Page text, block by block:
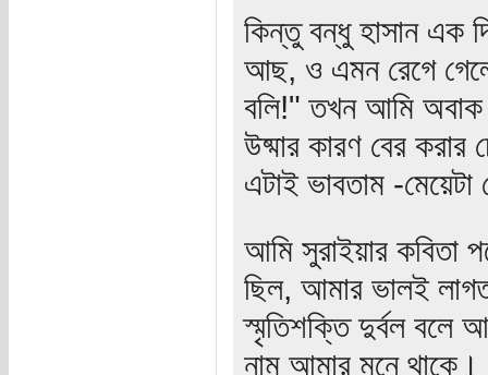
কিন্তু বন্ধু হাসান এক
আছ, ও এমন রেগে
বলি!" তখন আমি অবাক
উষ্মার কারণ বের করার
এটাই ভাবতাম -
আমি সুরাইয়ার কবিতা
ছিল, আমার ভালই
স্মৃতিশক্তি দুর্বল বলে
নাম আমার মনে থাকে।